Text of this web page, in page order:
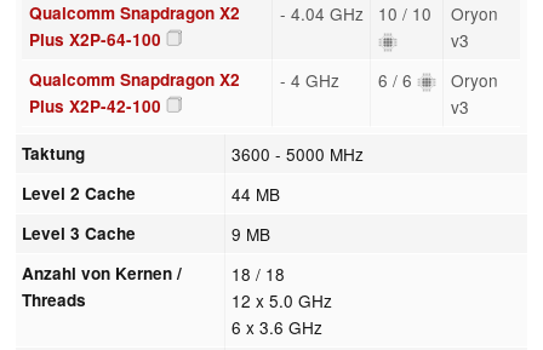
Qualcomm Snapdragon X2
Plus X2P-64-100
- 4.04 GHz 10 / 10
Oryon
v3
Qualcomm Snapdragon X2
Plus X2P-42-100
- 4 GHz 6 / 6
Oryon
v3
Taktung 3600 - 5000 MHz
Level 2 Cache 44 MB
Level 3 Cache 9 MB
Anzahl von Kernen /
Threads
18 / 18
12 x 5.0 GHz
6 x 3.6 GHz